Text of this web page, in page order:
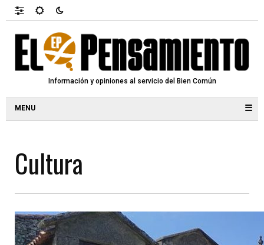
Información y opiniones al servicio del Bien Común
☰
Cultura